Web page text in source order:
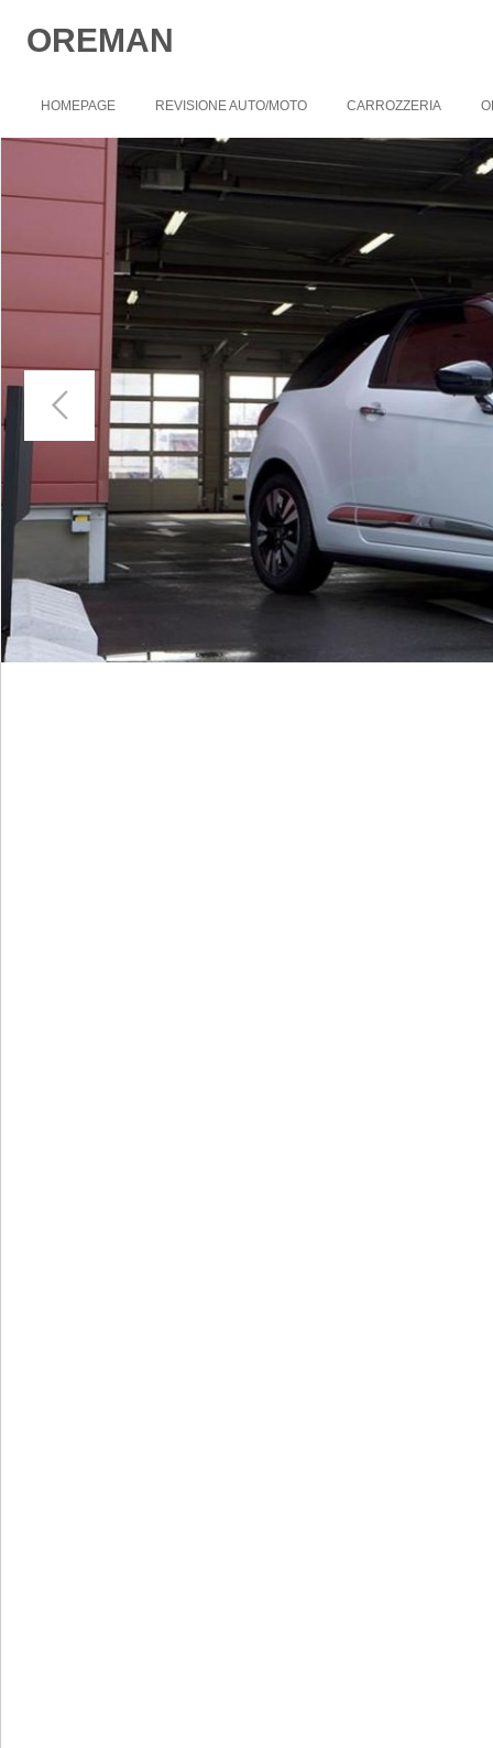
Eventi
Video
Download
OREMAN
HOMEPAGE REVISIONE AUTO/MOTO CARROZZERIA